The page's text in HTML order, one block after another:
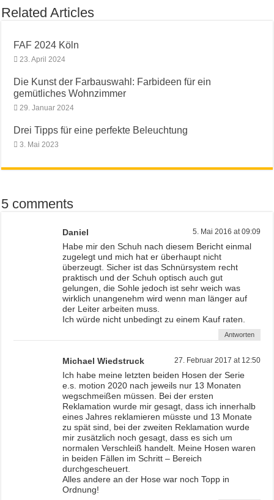
Related Articles
FAF 2024 Köln
23. April 2024
Die Kunst der Farbauswahl: Farbideen für ein
gemütliches Wohnzimmer
29. Januar 2024
Drei Tipps für eine perfekte Beleuchtung
3. Mai 2023
5 comments
Daniel 5. Mai 2016 at 09:09
Habe mir den Schuh nach diesem Bericht einmal
zugelegt und mich hat er überhaupt nicht
überzeugt. Sicher ist das Schnürsystem recht
praktisch und der Schuh optisch auch gut
gelungen, die Sohle jedoch ist sehr weich was
wirklich unangenehm wird wenn man länger auf
der Leiter arbeiten muss.
Ich würde nicht unbedingt zu einem Kauf raten.
Antworten
Michael Wiedstruck 27. Februar 2017 at 12:50
Ich habe meine letzten beiden Hosen der Serie
e.s. motion 2020 nach jeweils nur 13 Monaten
wegschmeißen müssen. Bei der ersten
Reklamation wurde mir gesagt, dass ich innerhalb
eines Jahres reklamieren müsste und 13 Monate
zu spät sind, bei der zweiten Reklamation wurde
mir zusätzlich noch gesagt, dass es sich um
normalen Verschleiß handelt. Meine Hosen waren
in beiden Fällen im Schritt – Bereich
durchgescheuert.
Alles andere an der Hose war noch Topp in
Ordnung!